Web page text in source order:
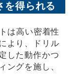
を得られる
は高い密着性
より、ドリル
した動作かつ
ングを施し、